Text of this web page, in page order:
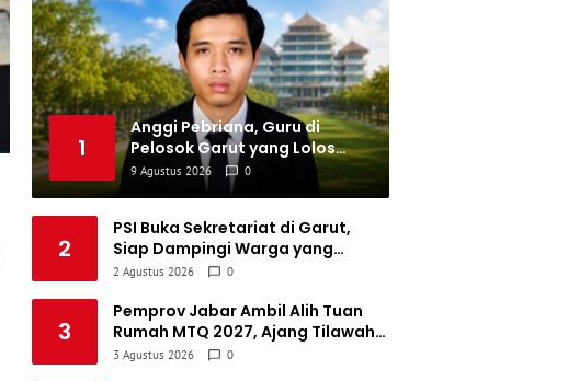
1
7
Semen Padang FC 34 5 24 20
1
8
Persatuan Sepak Bola Biak Sekitarnya 34 4 6 24 18
1
Anggi Pebriana, Guru di
Pelosok Garut yang Lolos
Beasiswa S2 Sosiologi Unpad
9 Agustus 2026 0
2
PSI Buka Sekretariat di Garut,
Siap Dampingi Warga yang
Ijazahnya Ditahan hingga Jadi
2 Agustus 2026 0
3
Pemprov Jabar Ambil Alih Tuan
Rumah MTQ 2027, Ajang Tilawah
Dipastikan Tetap Digelar Awal
3 Agustus 2026 0